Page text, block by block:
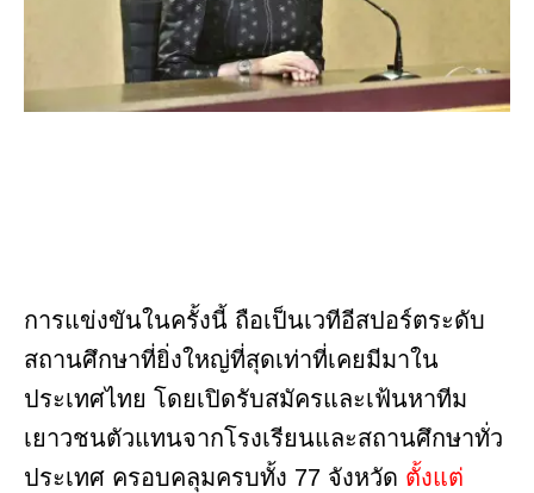
การแข่งขันในครั้งนี้ ถือเป็นเวทีอีสปอร์ตระดับ
สถานศึกษาที่ยิ่งใหญ่ที่สุดเท่าที่เคยมีมาใน
ประเทศไทย โดยเปิดรับสมัครและเฟ้นหาทีม
เยาวชนตัวแทนจากโรงเรียนและสถานศึกษาทั่ว
ประเทศ ครอบคลุมครบทั้ง 77 จังหวัด ตั้งแต่